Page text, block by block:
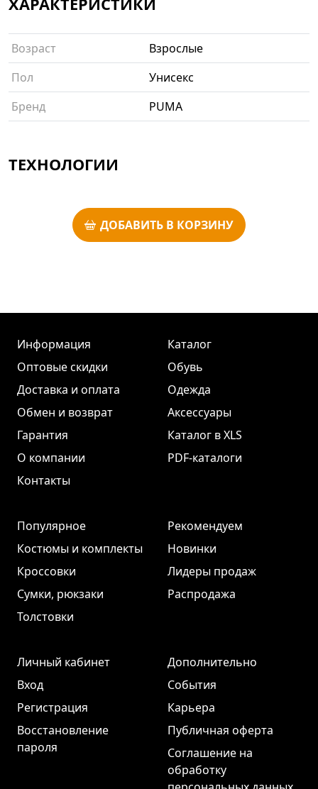
Возраст
Взрослые
Пол
Унисекс
Бренд
PUMA
ТЕХНОЛОГИИ
ДОБАВИТЬ В КОРЗИНУ
Информация
Оптовые скидки
Доставка и оплата
Обмен и возврат
Гарантия
О компании
Контакты
Каталог
Обувь
Одежда
Аксессуары
Каталог в XLS
PDF-каталоги
Популярное
Костюмы и комплекты
Кроссовки
Сумки, рюкзаки
Толстовки
Рекомендуем
Новинки
Лидеры продаж
Распродажа
Личный кабинет
Вход
Регистрация
Восстановление
пароля
Дополнительно
События
Карьера
Публичная оферта
Соглашение на
обработку